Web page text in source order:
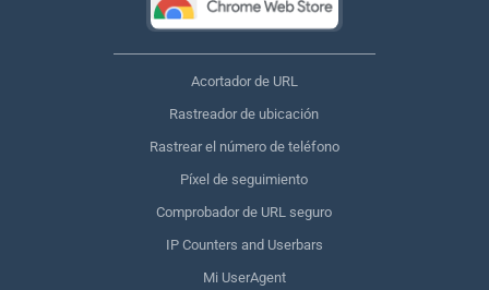
Acortador de URL
Rastreador de ubicación
Rastrear el número de teléfono
Píxel de seguimiento
Comprobador de URL seguro
IP Counters and Userbars
Mi UserAgent